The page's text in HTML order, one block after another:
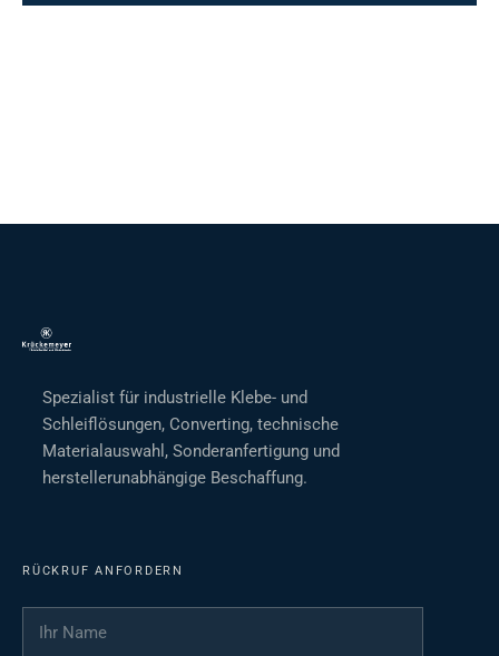
Spezialist für industrielle Klebe- und
Schleiflösungen, Converting, technische
Materialauswahl, Sonderanfertigung und
herstellerunabhängige Beschaffung.
RÜCKRUF ANFORDERN
Ihr Name